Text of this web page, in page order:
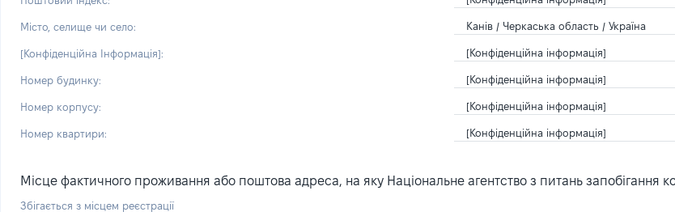
Місто, селище чи село: Канів / Черкаська область / Україна
[Конфіденційна Інформація]: [Конфіденційна інформація]
Номер будинку: [Конфіденційна інформація]
Номер корпусу: [Конфіденційна інформація]
Номер квартири: [Конфіденційна інформація]
Місце фактичного проживання або поштова адреса, на яку Національне агентство з питань запобігання
Збігається з місцем реєстрації